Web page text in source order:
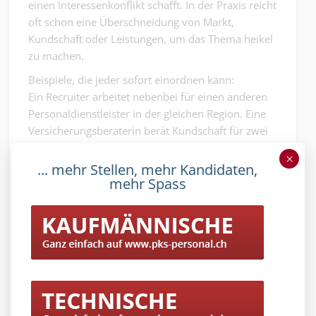
einen Interessenkonflikt schafft. In der Praxis reicht
oft schon eine Überschneidung von Markt,
Kundschaft oder Leistungen, um das Thema heikel
zu machen.
Beispiele, die jeder sofort einordnen kann:
Ein Recruiter arbeitet nebenbei für einen anderen
Personaldienstleister in der gleichen Region. Eine
Versicherungsberaterin berät Kundschaft für zwei
Transporte für Gewerbekunden, die auch für den
Arbeitgeber relevant wären. Ein Handwerker
sich als günstige Alternative zur eigenen Firma.
Eine Marketingperson baut tagsüber ein
Konkurrenzprojekt auf und testet Zielgruppen,
Wenn so etwas während Arbeitszeit
... mehr Stellen, mehr Kandidaten,
mehr Spass
×